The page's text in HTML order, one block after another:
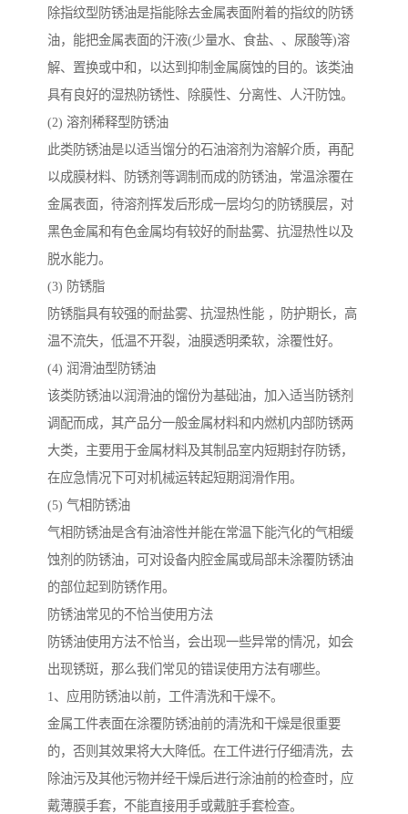
除指纹型防锈油是指能除去金属表面附着的指纹的防锈
油，能把金属表面的汗液(少量水、食盐、、尿酸等)溶
解、置换或中和，以达到抑制金属腐蚀的目的。该类油
具有良好的湿热防锈性、除膜性、分离性、人汗防蚀。
(2) 溶剂稀释型防锈油
此类防锈油是以适当馏分的石油溶剂为溶解介质，再配
以成膜材料、防锈剂等调制而成的防锈油，常温涂覆在
金属表面，待溶剂挥发后形成一层均匀的防锈膜层，对
黑色金属和有色金属均有较好的耐盐雾、抗湿热性以及
脱水能力。
(3) 防锈脂
防锈脂具有较强的耐盐雾、抗湿热性能 ，防护期长，高
温不流失，低温不开裂，油膜透明柔软，涂覆性好。
(4) 润滑油型防锈油
该类防锈油以润滑油的馏份为基础油，加入适当防锈剂
调配而成，其产品分一般金属材料和内燃机内部防锈两
大类，主要用于金属材料及其制品室内短期封存防锈，
在应急情况下可对机械运转起短期润滑作用。
(5) 气相防锈油
气相防锈油是含有油溶性并能在常温下能汽化的气相缓
蚀剂的防锈油，可对设备内腔金属或局部未涂覆防锈油
的部位起到防锈作用。
防锈油常见的不恰当使用方法
防锈油使用方法不恰当，会出现一些异常的情况，如会
出现锈斑，那么我们常见的错误使用方法有哪些。
1、应用防锈油以前，工件清洗和干燥不。
金属工件表面在涂覆防锈油前的清洗和干燥是很重要
的，否则其效果将大大降低。在工件进行仔细清洗，去
除油污及其他污物并经干燥后进行涂油前的检查时，应
戴薄膜手套，不能直接用手或戴脏手套检查。